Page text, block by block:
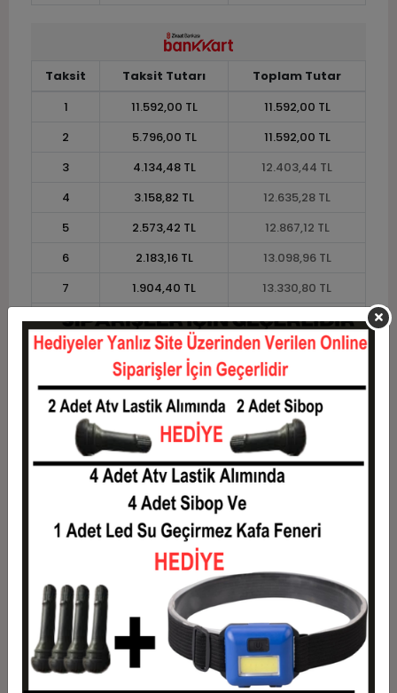
Taksit Taksit Tutarı
Toplam Tutar
1
11.592,00 TL
11.592,00 TL
2
5.796,00 TL
11.592,00 TL
3
4.134,48 TL
12.403,44 TL
4
3.158,82 TL
12.635,28 TL
5
2.573,42 TL
12.867,12 TL
6
2.183,16 TL
13.098,96 TL
7
1.904,40 TL
13.330,80 TL
8
1.695,33 TL
13.562,64 TL
9
1.532,72 TL
13.794,48 TL
1.402,63 TL
14.026,32 TL
11
1.285,66 TL
14.142,24 TL
1.197,84 TL 14.374,08 TL
Taksit Taksit Tutarı
Toplam Tutar
11.592,00 TL
2
5.796,00 TL
11.592,00 TL
3
4.134,48 TL
4
3.158,82 TL
12.635,28 TL
5
12.867,12 TL